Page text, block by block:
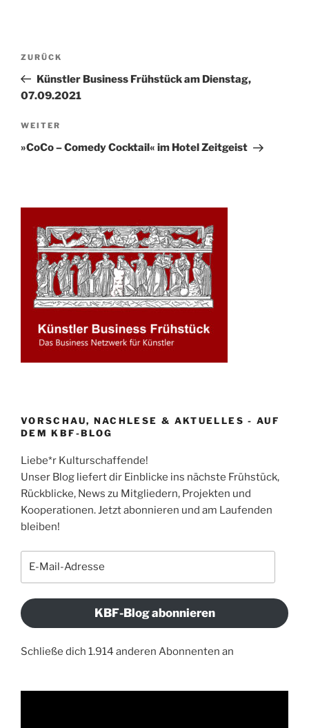
Beitrags-
Vorheriger
Beitrag
ZURÜCK
Künstler Business Frühstück am Dienstag,
07.09.2021
Nächster
Beitrag
WEITER
»CoCo – Comedy Cocktail« im Hotel Zeitgeist
VORSCHAU, NACHLESE & AKTUELLES - AUF
DEM KBF-BLOG
Liebe*r Kulturschaffende!
Unser Blog liefert dir Einblicke ins nächste Frühstück,
Rückblicke, News zu Mitgliedern, Projekten und
Kooperationen. Jetzt abonnieren und am Laufenden
bleiben!
KBF-Blog abonnieren
Schließe dich 1.914 anderen Abonnenten an